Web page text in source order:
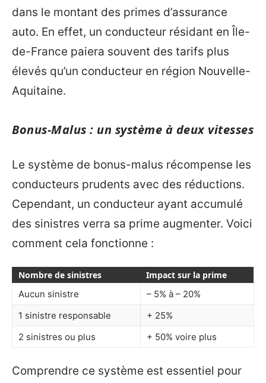
dans le montant des primes d’assurance
auto. En effet, un conducteur résidant en Île-
de-France paiera souvent des tarifs plus
élevés qu’un conducteur en région Nouvelle-
Aquitaine.
Bonus-Malus : un système à deux vitesses
Le système de bonus-malus récompense les
conducteurs prudents avec des réductions.
Cependant, un conducteur ayant accumulé
des sinistres verra sa prime augmenter. Voici
comment cela fonctionne :
Nombre de sinistres
Impact sur la prime
Aucun sinistre
– 5% à – 20%
1 sinistre responsable
+ 25%
2 sinistres ou plus
+ 50% voire plus
Comprendre ce système est essentiel pour